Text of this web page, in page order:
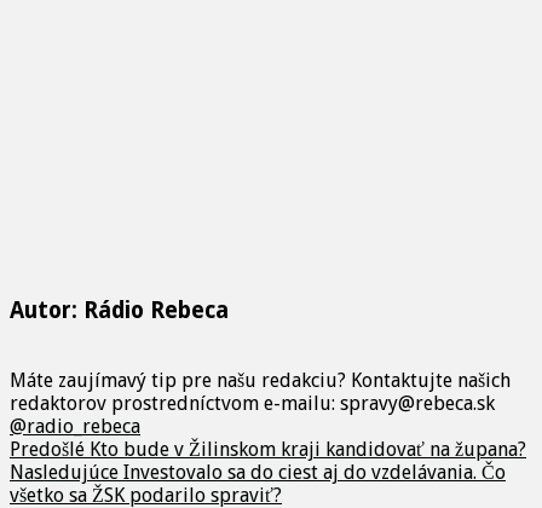
Autor: Rádio Rebeca
Máte zaujímavý tip pre našu redakciu? Kontaktujte našich
redaktorov prostredníctvom e-mailu: spravy@rebeca.sk
@radio_rebeca
Predošlé Kto bude v Žilinskom kraji kandidovať na župana?
Nasledujúce Investovalo sa do ciest aj do vzdelávania. Čo
všetko sa ŽSK podarilo spraviť?